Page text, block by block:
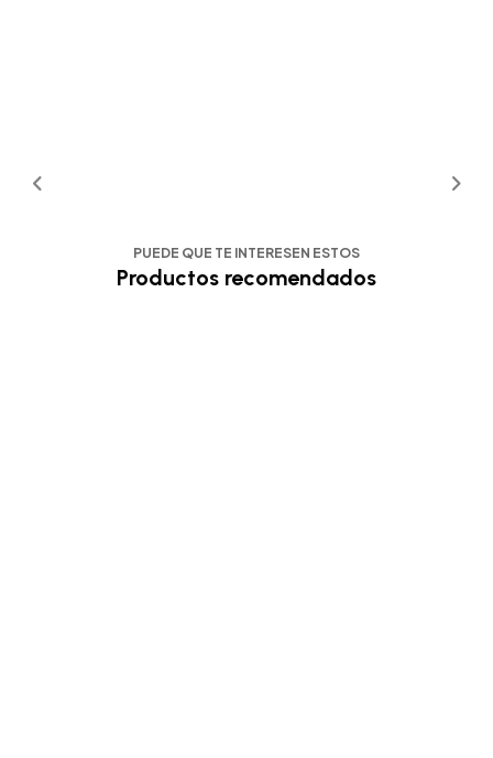
PUEDE QUE TE INTERESEN ESTOS
Productos recomendados